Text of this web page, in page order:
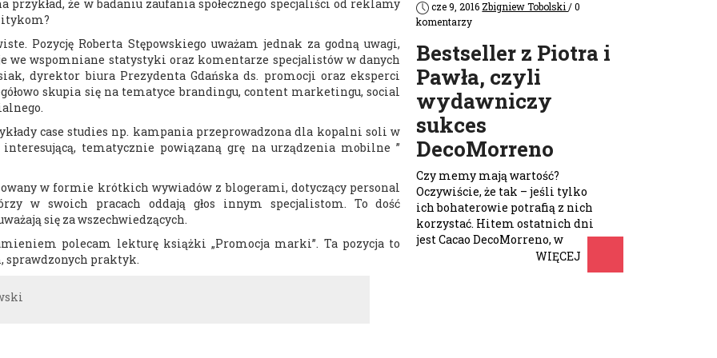
że w badaniu zaufania społecznego specjaliści od reklamy
Pozycję Roberta Stępowskiego uważam jednak za godną uwagi,
we wspomniane statystyki oraz komentarze specjalistów w danych
dyrektor biura Prezydenta Gdańska ds. promocji oraz eksperci
skupia się na tematyce brandingu, content marketingu, social
case studies np. kampania przeprowadzona dla kopalni soli w
tematycznie powiązaną grę na urządzenia mobilne ”
w formie krótkich wywiadów z blogerami, dotyczący personal
w swoich pracach oddają głos innym specjalistom. To dość
się za wszechwiedzących.
polecam lekturę książki „Promocja marki”. Ta pozycja to
sprawdzonych praktyk.
cze 9, 2016 Zbigniew Tobolski/ 0
komentarzy
Bestseller z Piotra i
Pawła, czyli
wydawniczy
sukces
DecoMorreno
Czy memy mają wartość?
Oczywiście, że tak – jeśli tylko
ich bohaterowie potrafią z nich
korzystać. Hitem ostatnich dni
jest Cacao DecoMorreno, w
którego opakowaniu …WIĘCEJ